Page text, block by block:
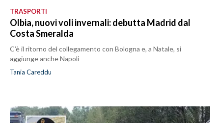
TRASPORTI
Olbia, nuovi voli invernali: debutta Madrid dal
Costa Smeralda
C’è il ritorno del collegamento con Bologna e, a Natale, si
aggiunge anche Napoli
Tania Careddu